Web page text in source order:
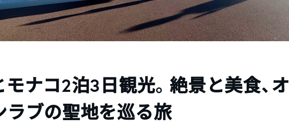
モナコ2泊3日観光。絶景と美食、オ
ラブの聖地を巡る旅